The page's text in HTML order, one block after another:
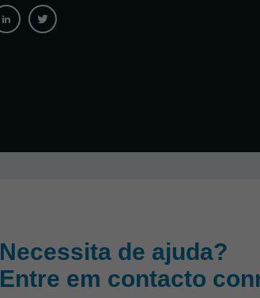
Necessita de ajuda?
Entre em contacto